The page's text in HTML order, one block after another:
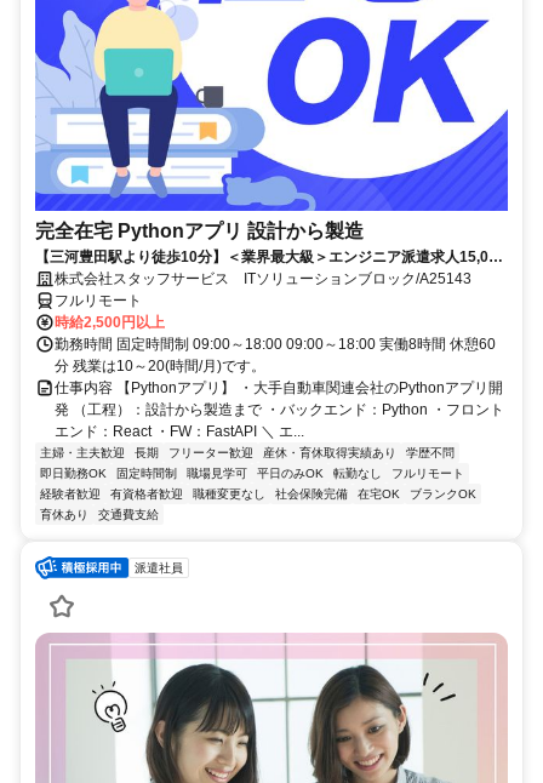
完全在宅 Pythonアプリ 設計から製造
【三河豊田駅より徒歩10分】＜業界最大級＞エンジニア派遣求人15,000
件以上◎ 来社不要のカンタン登録→最短2日で就業可能！！
株式会社スタッフサービス ITソリューションブロック/A25143
フルリモート
時給2,500円以上
勤務時間 固定時間制 09:00～18:00 09:00～18:00 実働8時間 休憩60
分 残業は10～20(時間/月)です。
仕事内容 【Pythonアプリ】 ・大手自動車関連会社のPythonアプリ開
発 （工程）：設計から製造まで ・バックエンド：Python ・フロント
エンド：React ・FW：FastAPI ＼ エ...
主婦・主夫歓迎 長期 フリーター歓迎 産休・育休取得実績あり
学歴不問
即日勤務OK
固定時間制 職場見学可 平日のみOK 転勤なし
フルリモート
経験者歓迎
有資格者歓迎 職種変更なし 社会保険完備 在宅OK
ブランクOK
育休あり
交通費支給
派遣社員